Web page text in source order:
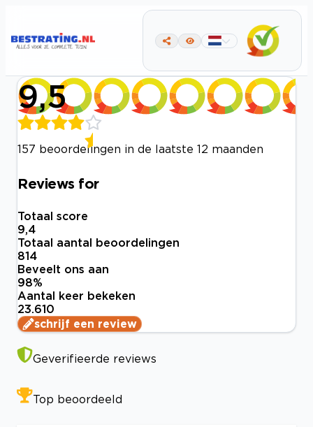
9,5
157 beoordelingen in de laatste 12 maanden
Reviews for
Totaal score
9,4
Totaal aantal beoordelingen
814
Beveelt ons aan
98%
Aantal keer bekeken
23.610
schrijf een review
Geverifieerde reviews
Top beoordeeld